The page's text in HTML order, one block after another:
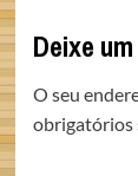
Deixe
O seu
obrigatórios